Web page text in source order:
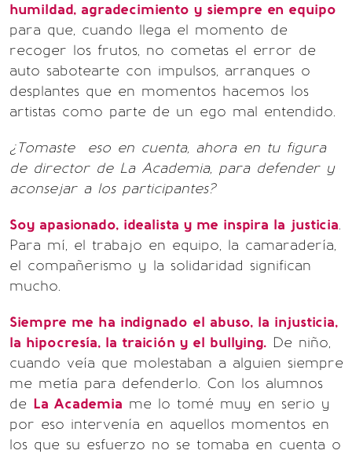
humildad, agradecimiento y siempre en equipo
para que, cuando llega el momento de
recoger los frutos, no cometas el error de
auto sabotearte con impulsos, arranques o
desplantes que en momentos hacemos los
artistas como parte de un ego mal entendido.
¿Tomaste eso en cuenta, ahora en tu figura
de director de La Academia, para defender y
aconsejar a los participantes?
Soy apasionado, idealista y me inspira la justicia.
Para mí, el trabajo en equipo, la camaradería,
el compañerismo y la solidaridad significan
mucho.
Siempre me ha indignado el abuso, la injusticia,
la hipocresía, la traición y el bullying. De niño,
cuando veía que molestaban a alguien siempre
me metía para defenderlo. Con los alumnos
de La Academia me lo tomé muy en serio y
por eso intervenía en aquellos momentos en
los que su esfuerzo no se tomaba en cuenta o